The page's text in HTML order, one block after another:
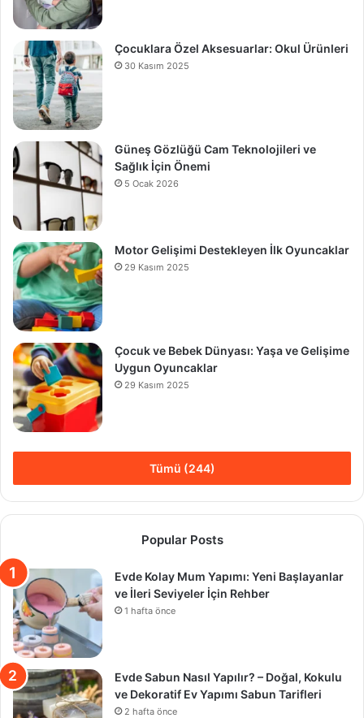
Çocuklara Özel Aksesuarlar: Okul Ürünleri
30 Kasım 2025
Güneş Gözlüğü Cam Teknolojileri ve
Sağlık İçin Önemi
5 Ocak 2026
Motor Gelişimi Destekleyen İlk Oyuncaklar
29 Kasım 2025
Çocuk ve Bebek Dünyası: Yaşa ve Gelişime
Uygun Oyuncaklar
29 Kasım 2025
Tümü (244)
Popular Posts
Evde Kolay Mum Yapımı: Yeni Başlayanlar
ve İleri Seviyeler İçin Rehber
1 hafta önce
Evde Sabun Nasıl Yapılır? – Doğal, Kokulu
ve Dekoratif Ev Yapımı Sabun Tarifleri
2 hafta önce